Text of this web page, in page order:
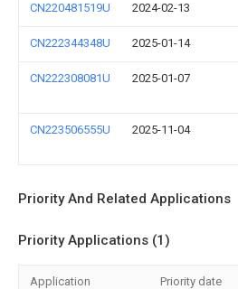
CN220481519U 2024-02-13
CN222344348U 2025-01-14
CN222308081U 2025-01-07
CN223506555U 2025-11-04
Priority And Related Applications
Priority Applications (1)
Application Priority date